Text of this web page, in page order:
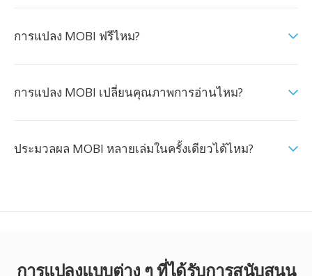
การแปลง MOBI ฟรีไหม?
การแปลง MOBI เปลี่ยนคุณภาพการอ่านไหม?
ประมวลผล MOBI หลายเล่มในครั้งเดียวได้ไหม?
การแปลงแบบต่าง ๆ ที่ได้รับการสนับสนุน